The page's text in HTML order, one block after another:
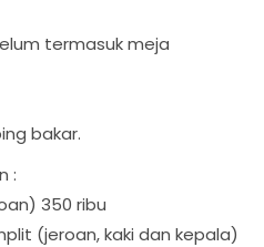
termasuk meja
bakar.
:
350 ribu
(jeroan, kaki dan kepala)